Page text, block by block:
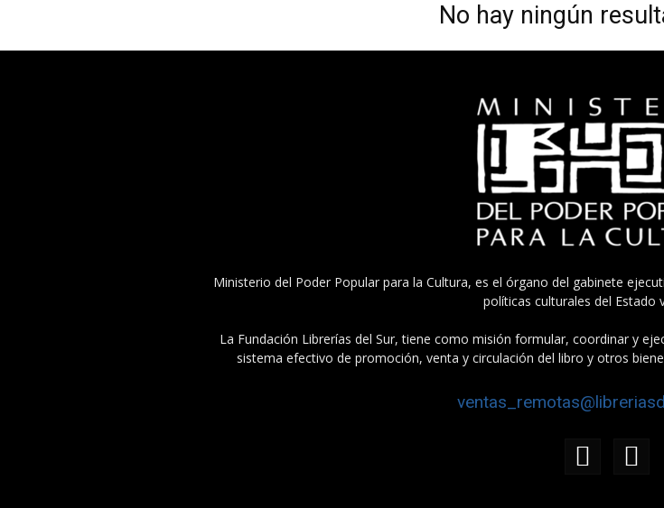
No hay ningún
Ministerio del Poder Popular para la Cultura, es el órgano del gabinete
políticas culturales del Estado
La Fundación Librerías del Sur, tiene como misión formular, coordinar y
sistema efectivo de promoción, venta y circulación del libro y otros